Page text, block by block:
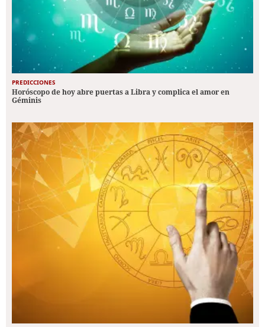
PREDICCIONES
Horóscopo de hoy abre puertas a Libra y complica el amor en
Géminis